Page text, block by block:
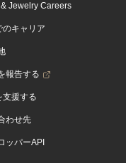
Jewelry Careers
のキャリア
報告する
支援する
わせ先
ッパーAPI